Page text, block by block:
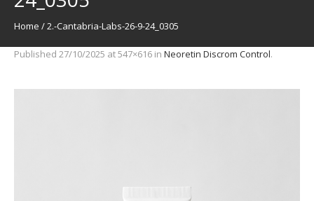
Home /2.-Cantabria-Labs-26-9-24_0305
Published 27/10/2025 at 547×616 in Neoretin Discrom Control.